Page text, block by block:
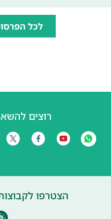
לכל
רוצים
הצטרפו